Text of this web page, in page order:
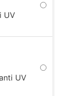
UV
UV